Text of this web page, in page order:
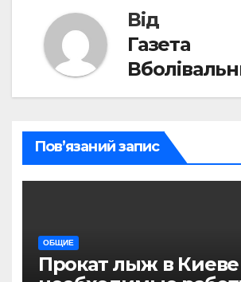
Від
Газета
Пов’язаний запис
ОБЩИЕ
Прокат лыж в Киеве